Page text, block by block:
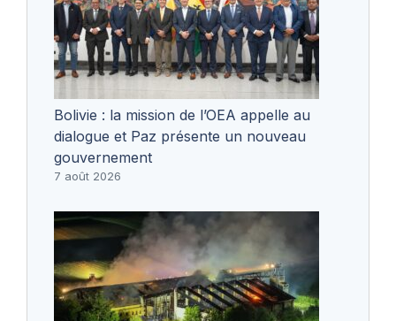
Bolivie : la mission de l’OEA appelle au
dialogue et Paz présente un nouveau
gouvernement
7 août 2026